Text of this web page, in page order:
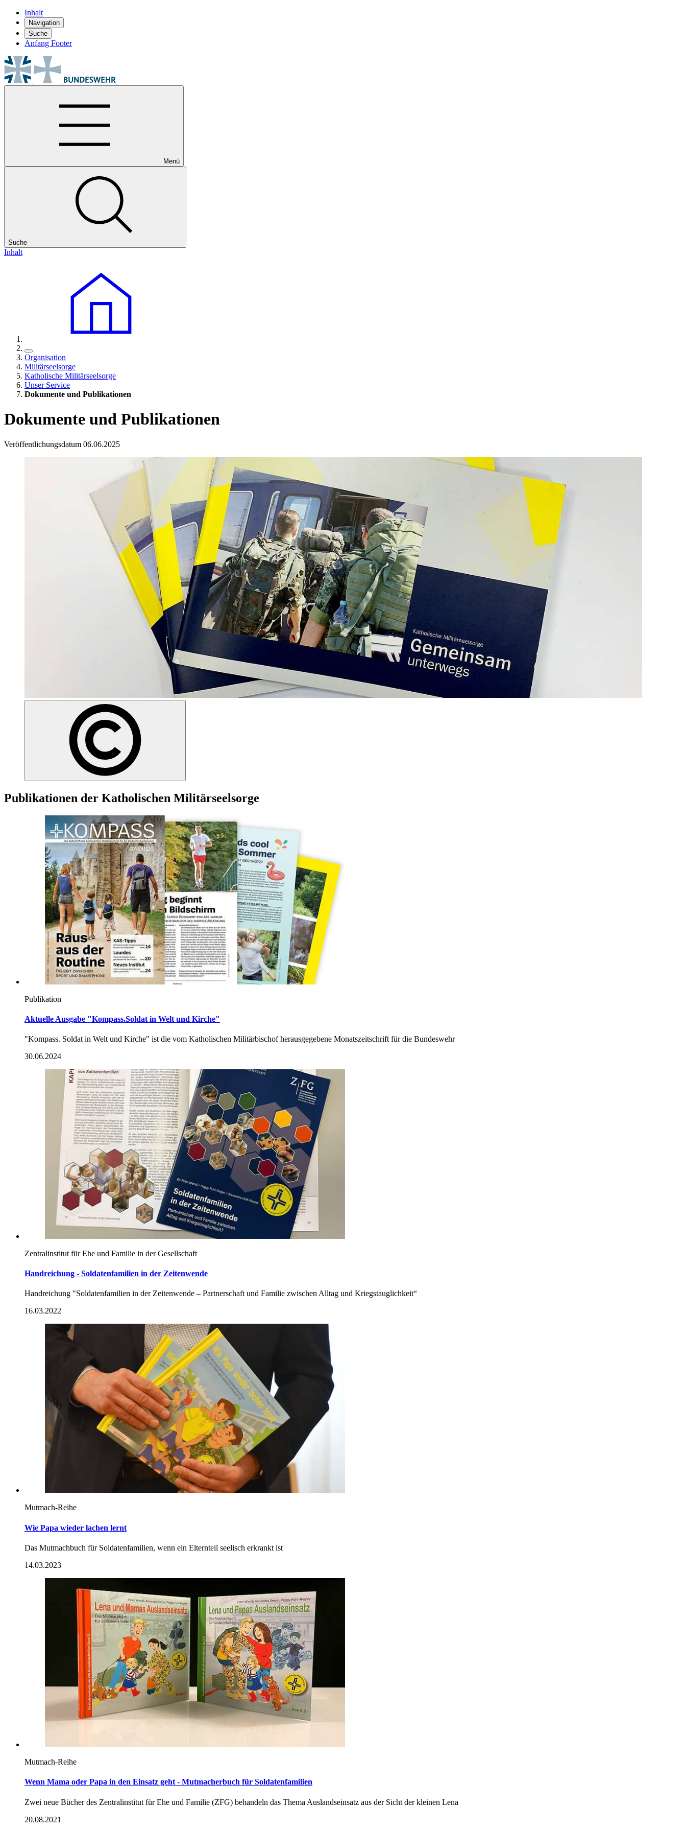
Inhalt
Navigation
Suche
Anfang Footer
Menü
Suche
Inhalt
Organisation
Militärseelsorge
Katholische Militärseelsorge
Unser Service
Dokumente und Publikationen
Dokumente und Publikationen
Veröffentlichungsdatum 06.06.2025
Publikationen der Katholischen Militärseelsorge
Publikation
Aktuelle Ausgabe "Kompass.Soldat in Welt und Kirche"
"Kompass. Soldat in Welt und Kirche" ist die vom Katholischen Militärbischof herausgegebene Monatszeitschrift für die Bundeswehr
30.06.2024
Zentralinstitut für Ehe und Familie in der Gesellschaft
Handreichung - Soldatenfamilien in der Zeitenwende
Handreichung "Soldatenfamilien in der Zeitenwende – Partnerschaft und Familie zwischen Alltag und Kriegstauglichkeit“
16.03.2022
Mutmach-Reihe
Wie Papa wieder lachen lernt
Das Mutmachbuch für Soldatenfamilien, wenn ein Elternteil seelisch erkrankt ist
14.03.2023
Mutmach-Reihe
Wenn Mama oder Papa in den Einsatz geht - Mutmacherbuch für Soldatenfamilien
Zwei neue Bücher des Zentralinstitut für Ehe und Familie (ZFG) behandeln das Thema Auslandseinsatz aus der Sicht der kleinen Lena
20.08.2021